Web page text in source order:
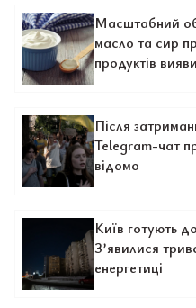
Масштабний
масло та сир
продуктів
Після
Telegram-чат
відомо
Київ готують
З’явилися
енергетиці